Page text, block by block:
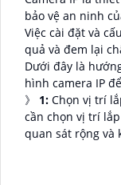
bảo vệ an ninh
Việc cài đặt và
quả và đem lại
Dưới đây là
hình camera IP
》 1: Chọn vị trí
cần chọn vị trí
quan sát rộng và